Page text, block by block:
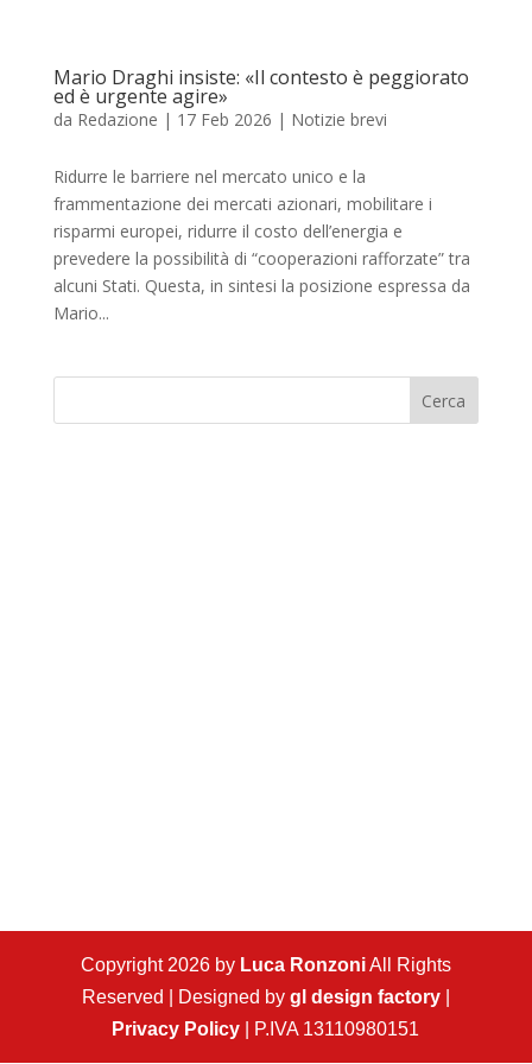
Mario Draghi insiste: «Il contesto è peggiorato
ed è urgente agire»
da Redazione | 17 Feb 2026 | Notizie brevi
Ridurre le barriere nel mercato unico e la
frammentazione dei mercati azionari, mobilitare i
risparmi europei, ridurre il costo dell’energia e
prevedere la possibilità di “cooperazioni rafforzate” tra
alcuni Stati. Questa, in sintesi la posizione espressa da
Mario...
Cerca
Copyright 2026 by Luca RonzoniAll Rights
Reserved | Designed by gl design factory|
Privacy Policy | P.IVA 13110980151